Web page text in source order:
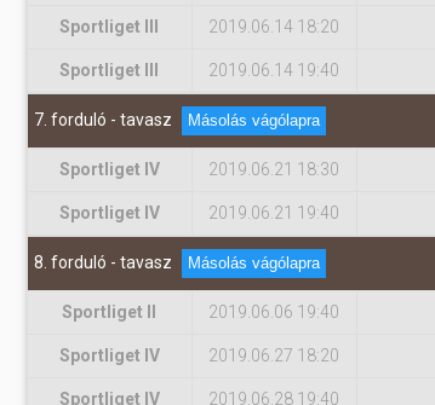
Sportliget III 2019.06.14 18:20
Sportliget III 2019.06.14 19:40
7. forduló - tavasz Másolás vágólapra
Sportliget IV 2019.06.21 18:30
Sportliget IV 2019.06.21 19:40
8. forduló - tavasz Másolás vágólapra
Sportliget II 2019.06.06 19:40
Sportliget IV 2019.06.27 18:20
Sportliget IV 2019.06.28 19:40